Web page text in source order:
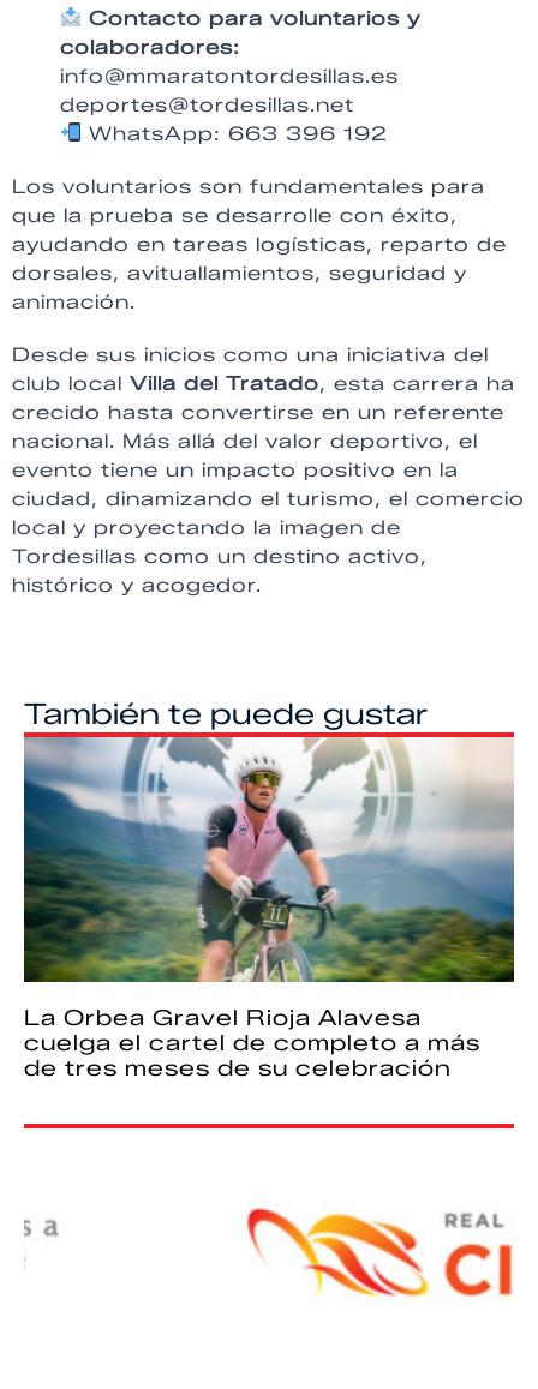
Contacto para voluntarios y
colaboradores:
info@mmaratontordesillas.es
deportes@tordesillas.net
WhatsApp: 663 396 192
Los voluntarios son fundamentales para
que la prueba se desarrolle con éxito,
ayudando en tareas logísticas, reparto de
dorsales, avituallamientos, seguridad y
animación.
Desde sus inicios como una iniciativa del
club local Villa del Tratado, esta carrera ha
crecido hasta convertirse en un referente
nacional. Más allá del valor deportivo, el
evento tiene un impacto positivo en la
ciudad, dinamizando el turismo, el comercio
local y proyectando la imagen de
Tordesillas como un destino activo,
histórico y acogedor.
También te puede gustar
La Orbea Gravel Rioja Alavesa
cuelga el cartel de completo a más
de tres meses de su celebración